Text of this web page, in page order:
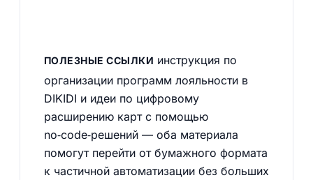
ПОЛЕЗНЫЕ ССЫЛКИ инструкция по
организации программ лояльности в
DIKIDI и идеи по цифровому
расширению карт с помощью
no‑code‑решений — оба материала
помогут перейти от бумажного формата
к частичной автоматизации без больших